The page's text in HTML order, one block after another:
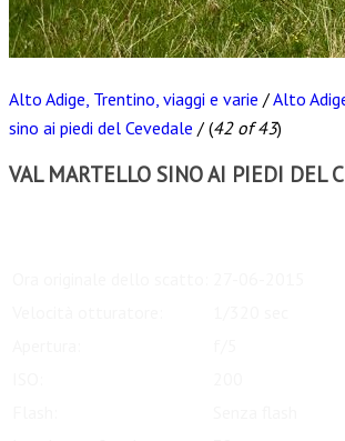
Alto Adige, Trentino, viaggi e varie /Alto
sino ai piedi del Cevedale / (42 of 43)
VAL MARTELLO SINO AI PIEDI DEL